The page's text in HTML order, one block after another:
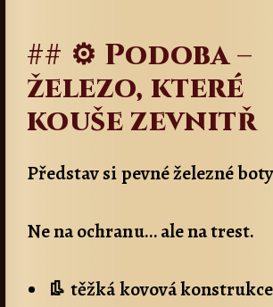
## ⚙️ Podoba –
železo, které
kouše zevnitř
Představ si pevné železné
Ne na ochranu… ale na trest.
👢 těžká kovová konstrukce